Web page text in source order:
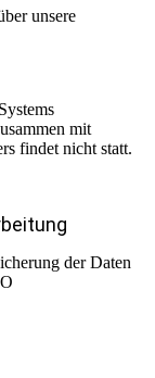
unsere
mit
findet nicht statt.
der Daten